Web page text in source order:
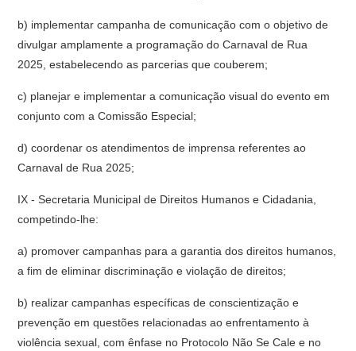
b) implementar campanha de comunicação com o objetivo de
divulgar amplamente a programação do Carnaval de Rua
2025, estabelecendo as parcerias que couberem;
c) planejar e implementar a comunicação visual do evento em
conjunto com a Comissão Especial;
d) coordenar os atendimentos de imprensa referentes ao
Carnaval de Rua 2025;
IX - Secretaria Municipal de Direitos Humanos e Cidadania,
competindo-lhe:
a) promover campanhas para a garantia dos direitos humanos,
a fim de eliminar discriminação e violação de direitos;
b) realizar campanhas específicas de conscientização e
prevenção em questões relacionadas ao enfrentamento à
violência sexual, com ênfase no Protocolo Não Se Cale e no